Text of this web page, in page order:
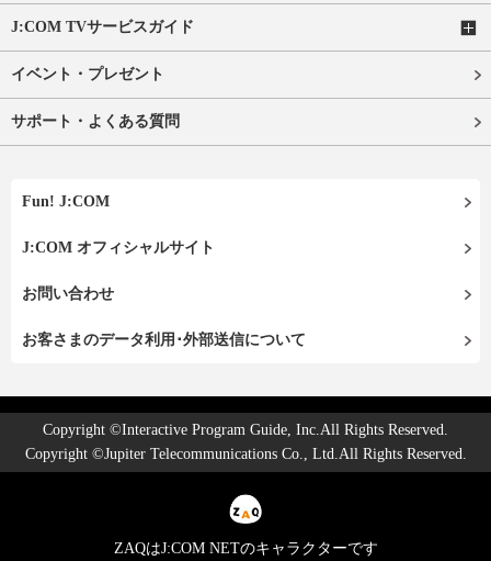
J:COM TVサービスガイド
イベント・プレゼント
サポート・よくある質問
Fun! J:COM
J:COM オフィシャルサイト
お問い合わせ
お客さまのデータ利用･外部送信について
Copyright ©Interactive Program Guide, Inc.All Rights Reserved.
Copyright ©Jupiter Telecommunications Co., Ltd.All Rights Reserved.
ZAQはJ:COM NETのキャラクターです